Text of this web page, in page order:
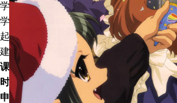
学制为4年，视觉研究专业创建于 2003
学科学习课程直接参与这些发展，将理论
起来。视觉研究计划与哲学系、心理学
建筑系合作，从根本上说是跨学科的。
课程费用：
$51,156/年 ； 语言要求：托
时间：早申：11月1日 常规：1月5日
申请要求：
在网上申请，需要提交成绩